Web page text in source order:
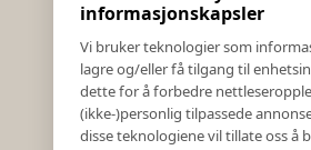
Salgs &
Registrer
informasjonskapsler
Vi bruker teknologier som
lagre og/eller få tilgang til
dette for å forbedre
(ikke-)personlig tilpassede
disse teknologiene vil tillate oss å
Meld deg på vårt
Her får du innblikk i